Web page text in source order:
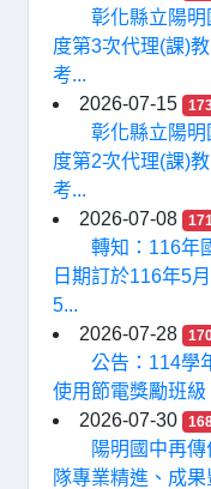
彰化縣立陽
度第3次代理(課)
考...
2026-07-15
彰化縣立陽
度第2次代理(課)
考...
2026-07-08
轉知：116年
日期訂於116年5
5...
2026-07-28
公告：114學
使用節電獎勵班級
2026-07-30
陽明國中再
隊專業精進、成